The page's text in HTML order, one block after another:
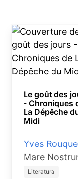
Le goût des
- Chroniques
La Dépêche
Midi
Yves
Mare
Literatura